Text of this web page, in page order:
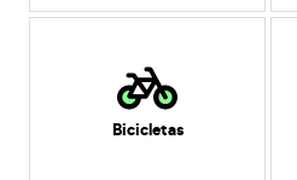
Bicicletas